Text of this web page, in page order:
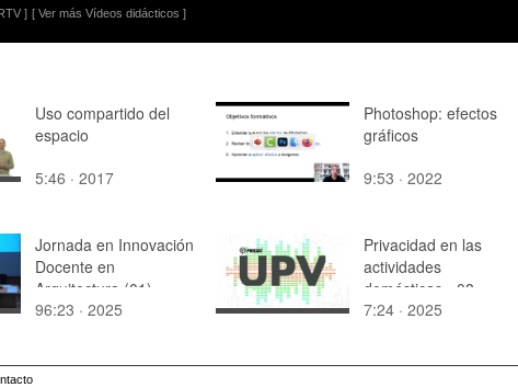
] [ Ver más Vídeos didácticos ]
Uso compartido del
espacio
5:46 · 2017
Photoshop: efectos
gráficos
9:53 · 2022
Jornada en Innovación
Docente en
Arquitectura (01)
96:23 · 2025
Privacidad en las
actividades
domésticas - 08 -
Dashboards y drones
7:24 · 2025